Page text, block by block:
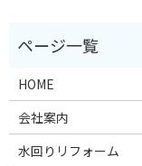
HOME
会社案内
水回りリフォーム